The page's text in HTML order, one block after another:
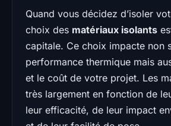
Quand vous décidez d’isoler
choix des matériaux isolants
capitale. Ce choix impacte non
performance thermique mais
et le coût de votre projet. Les
très largement en fonction de
leur efficacité, de leur impact